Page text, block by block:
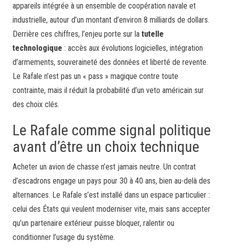
appareils intégrée à un ensemble de coopération navale et
industrielle, autour d’un montant d’environ 8 milliards de dollars.
Derrière ces chiffres, l’enjeu porte sur la tutelle
technologique : accès aux évolutions logicielles, intégration
d’armements, souveraineté des données et liberté de revente.
Le Rafale n’est pas un « pass » magique contre toute
contrainte, mais il réduit la probabilité d’un veto américain sur
des choix clés.
Le Rafale comme signal politique
avant d’être un choix technique
Acheter un avion de chasse n’est jamais neutre. Un contrat
d’escadrons engage un pays pour 30 à 40 ans, bien au-delà des
alternances. Le Rafale s’est installé dans un espace particulier :
celui des États qui veulent moderniser vite, mais sans accepter
qu’un partenaire extérieur puisse bloquer, ralentir ou
conditionner l’usage du système.